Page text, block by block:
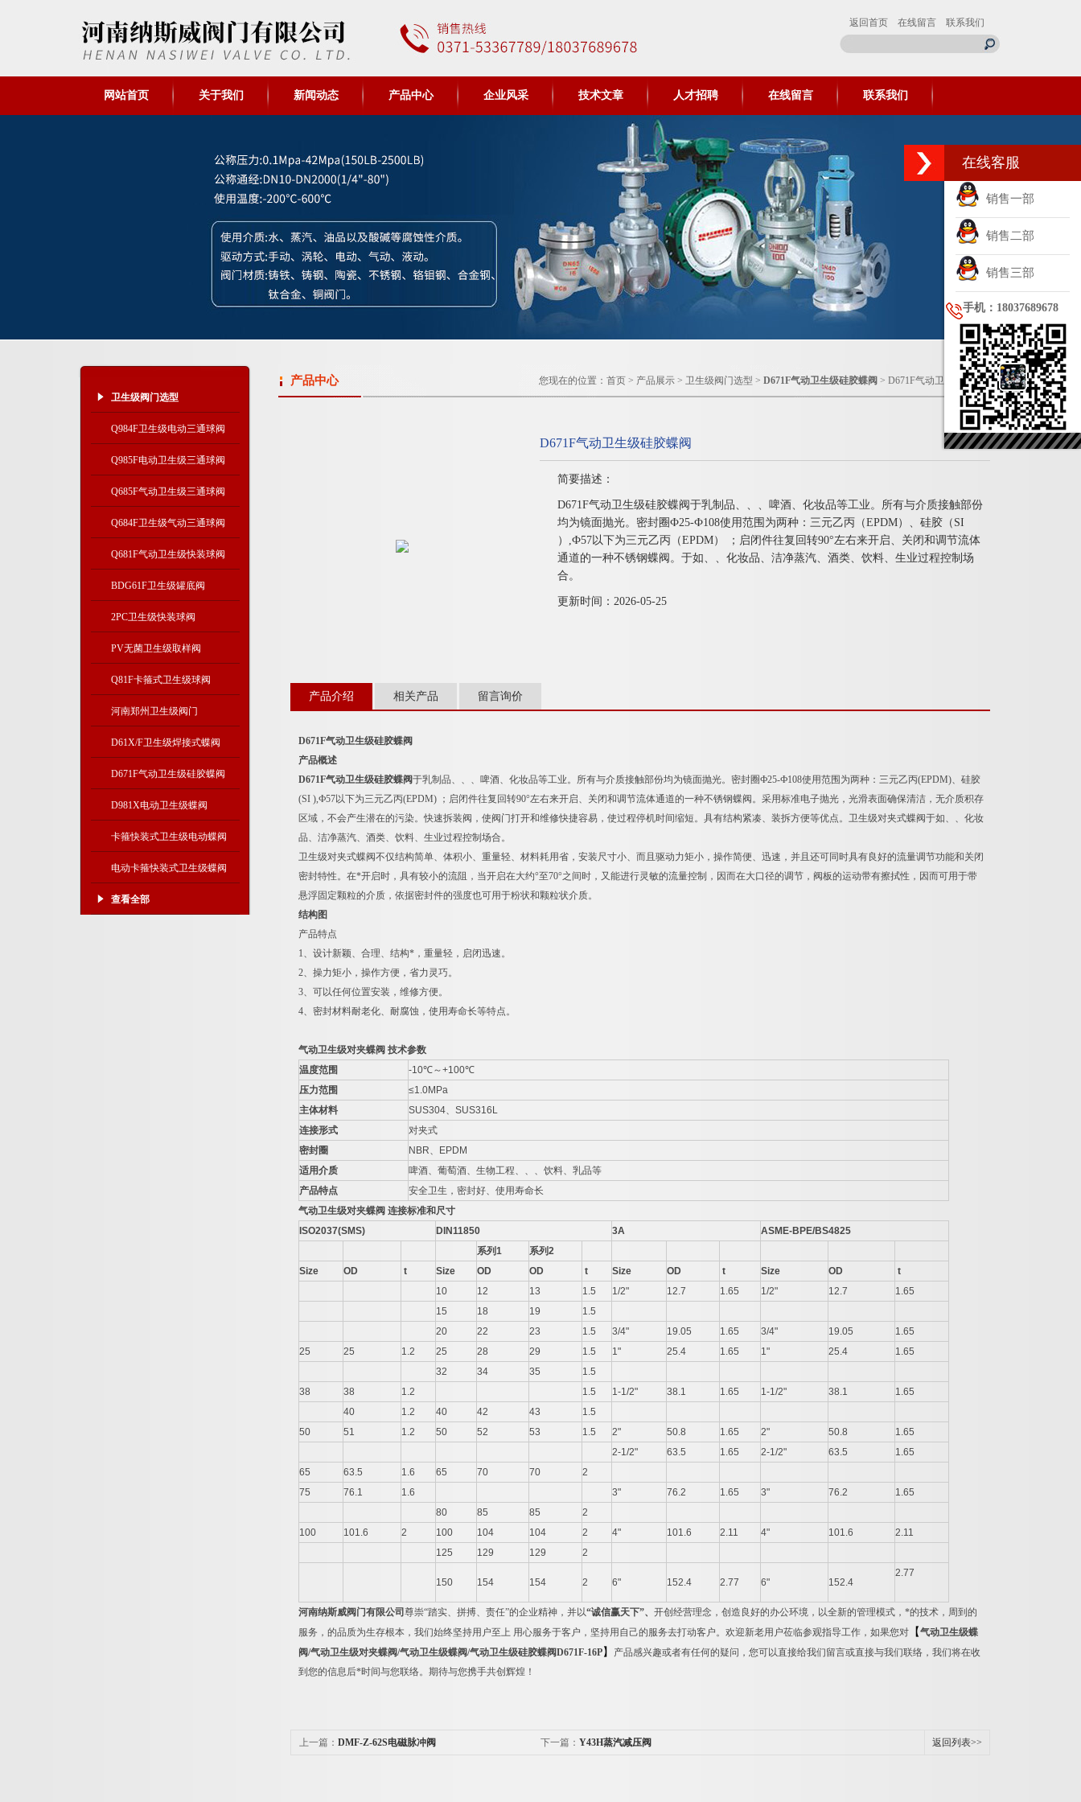
返回首页 在线留言 联系我们
网站首页 关于我们 新闻动态 产品中心 企业风采 技术文章 人才招聘 在线留言 联系我们
卫生级阀门选型
Q984F卫生级电动三通球阀
Q985F电动卫生级三通球阀
Q685F气动卫生级三通球阀
Q684F卫生级气动三通球阀
Q681F气动卫生级快装球阀
BDG61F卫生级罐底阀
2PC卫生级快装球阀
PV无菌卫生级取样阀
Q81F卡箍式卫生级球阀
河南郑州卫生级阀门
D61X/F卫生级焊接式蝶阀
D671F气动卫生级硅胶蝶阀
D981X电动卫生级蝶阀
卡箍快装式卫生级电动蝶阀
电动卡箍快装式卫生级蝶阀
查看全部
产品中心 您现在的位置： 首页 > 产品展示 > 卫生级阀门选型 > D671F气动卫生级硅胶蝶阀 > D671F气动卫生级硅胶蝶阀
D671F气动卫生级硅胶蝶阀
简要描述：
D671F气动卫生级硅胶蝶阀于乳制品、、、啤酒、化妆品等工业。所有与介质接触部份
均为镜面抛光。密封圈Ф25-Ф108使用范围为两种：三元乙丙（EPDM）、硅胶（SI
）,Ф57以下为三元乙丙（EPDM） ；启闭件往复回转90°左右来开启、关闭和调节流体
通道的一种不锈钢蝶阀。于如、、化妆品、洁净蒸汽、酒类、饮料、生业过程控制场
合。
更新时间：2026-05-25
产品介绍 相关产品 留言询价
D671F气动卫生级硅胶蝶阀
产品概述
D671F气动卫生级硅胶蝶阀于乳制品、、、啤酒、化妆品等工业。所有与介质接触部份均为镜面抛光。密封圈Ф25-Ф108使用范围为两种：三元乙丙(EPDM)、硅胶
(SI ),Ф57以下为三元乙丙(EPDM) ；启闭件往复回转90°左右来开启、关闭和调节流体通道的一种不锈钢蝶阀。采用标准电子抛光，光滑表面确保清洁，无介质积存
区域，不会产生潜在的污染。快速拆装阀，使阀门打开和维修快捷容易，使过程停机时间缩短。具有结构紧凑、装拆方便等优点。卫生级对夹式蝶阀于如、、化妆
品、洁净蒸汽、酒类、饮料、生业过程控制场合。
卫生级对夹式蝶阀不仅结构简单、体积小、重量轻、材料耗用省，安装尺寸小、而且驱动力矩小，操作简便、迅速，并且还可同时具有良好的流量调节功能和关闭
密封特性。在*开启时，具有较小的流阻，当开启在大约°至70°之间时，又能进行灵敏的流量控制，因而在大口径的调节，阀板的运动带有擦拭性，因而可用于带
悬浮固定颗粒的介质，依据密封件的强度也可用于粉状和颗粒状介质。
结构图
产品特点
1、设计新颖、合理、结构*，重量轻，启闭迅速。
2、操力矩小，操作方便，省力灵巧。
3、可以任何位置安装，维修方便。
4、密封材料耐老化、耐腐蚀，使用寿命长等特点。
气动卫生级对夹蝶阀 技术参数
温度范围
-10℃～+100℃
压力范围
≤1.0MPa
主体材料
SUS304、SUS316L
连接形式
对夹式
密封圈
NBR、EPDM
适用介质
啤酒、葡萄酒、生物工程、、、饮料、乳品等
产品特点
安全卫生，密封好、使用寿命长
气动卫生级对夹蝶阀 连接标准和尺寸
ISO2037(SMS)
DIN11850 3A
ASME-BPE/BS4825
系列1 系列2
Size
OD t Size OD OD t Size OD t Size OD
t
10
12 13 1.5 1/2" 12.7 1.65 1/2" 12.7
1.65
15
18 19
1.5
20
22 23 1.5 3/4" 19.05 1.65 3/4" 19.05
1.65
25
25 1.2 25 28 29 1.5 1" 25.4 1.65 1" 25.4
1.65
32
34 35
1.5
38
38 1.2 1.5 1-1/2" 38.1 1.65 1-1/2" 38.1
1.65
40
1.2 40 42 43
1.5
50
51 1.2 50 52 53 1.5 2" 50.8 1.65 2" 50.8
1.65
2-1/2"
63.5 1.65 2-1/2" 63.5
1.65
65
63.5 1.6 65 70 70
2
75
76.1 1.6 3" 76.2 1.65 3" 76.2
1.65
80
85 85
2
100
101.6 2 100 104 104 2 4" 101.6 2.11 4" 101.6
2.11
125
129 129 2
150 154 154 2 6" 152.4 2.77 6" 152.4
2.77
河南纳斯威阀门有限公司 尊崇“踏实、拼搏、责任”的企业精神，并以“诚信赢天下”、 开创经营理念，创造良好的办公环境，以全新的管理模式，*的技术，周到的
服务，的品质为生存根本，我们始终坚持用户至上 用心服务于客户，坚持用自己的服务去打动客户。欢迎新老用户莅临参观指导工作，如果您对 【气动卫生级蝶
阀/气动卫生级对夹蝶阀/气动卫生级蝶阀/气动卫生级硅胶蝶阀D671F-16P】
产品感兴趣或者有任何的疑问，您可以直接给我们留言或直接与我们联络，我们将在收
到您的信息后*时间与您联络。期待与您携手共创辉煌！
上一篇： DMF-Z-62S电磁脉冲阀 下一篇： Y43H蒸汽减压阀 返回列表>>
在线客服
销售一部
销售二部
销售三部
手机：18037689678